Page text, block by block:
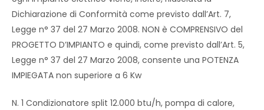
Dichiarazione di Conformità come previsto dall’Art. 7,
Legge n° 37 del 27 Marzo 2008. NON è COMPRENSIVO del
PROGETTO D’IMPIANTO e quindi, come previsto dall’Art. 5,
Legge n° 37 del 27 Marzo 2008, consente una POTENZA
IMPIEGATA non superiore a 6 Kw
N. 1 Condizionatore split 12.000 btu/h, pompa di calore,